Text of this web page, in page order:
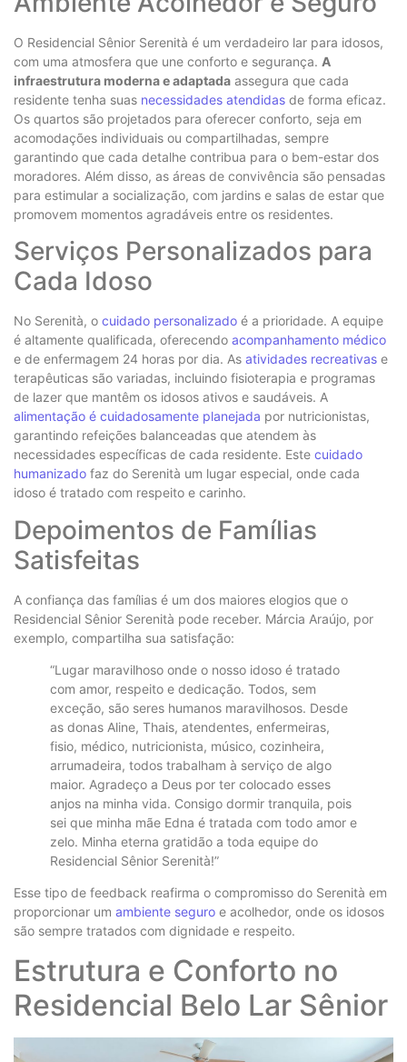
O Residencial Sênior Serenità é um verdadeiro lar para idosos,
com uma atmosfera que une conforto e segurança. A
infraestrutura moderna e adaptada assegura que cada
residente tenha suas necessidades atendidas de forma eficaz.
Os quartos são projetados para oferecer conforto, seja em
acomodações individuais ou compartilhadas, sempre
garantindo que cada detalhe contribua para o bem-estar dos
moradores. Além disso, as áreas de convivência são pensadas
para estimular a socialização, com jardins e salas de estar que
promovem momentos agradáveis entre os residentes.
Serviços Personalizados para
Cada Idoso
No Serenità, o cuidado personalizado é a prioridade. A equipe
é altamente qualificada, oferecendo acompanhamento médico
e de enfermagem 24 horas por dia. As atividades recreativas e
terapêuticas são variadas, incluindo fisioterapia e programas
de lazer que mantêm os idosos ativos e saudáveis. A
alimentação é cuidadosamente planejada por nutricionistas,
garantindo refeições balanceadas que atendem às
necessidades específicas de cada residente. Este cuidado
humanizado faz do Serenità um lugar especial, onde cada
idoso é tratado com respeito e carinho.
Depoimentos de Famílias
Satisfeitas
A confiança das famílias é um dos maiores elogios que o
Residencial Sênior Serenità pode receber. Márcia Araújo, por
exemplo, compartilha sua satisfação:
“Lugar maravilhoso onde o nosso idoso é tratado
com amor, respeito e dedicação. Todos, sem
exceção, são seres humanos maravilhosos. Desde
as donas Aline, Thais, atendentes, enfermeiras,
fisio, médico, nutricionista, músico, cozinheira,
arrumadeira, todos trabalham à serviço de algo
maior. Agradeço a Deus por ter colocado esses
anjos na minha vida. Consigo dormir tranquila, pois
sei que minha mãe Edna é tratada com todo amor e
zelo. Minha eterna gratidão a toda equipe do
Residencial Sênior Serenità!”
Esse tipo de feedback reafirma o compromisso do Serenità em
proporcionar um ambiente seguro e acolhedor, onde os idosos
são sempre tratados com dignidade e respeito.
Estrutura e Conforto no
Residencial Belo Lar Sênior